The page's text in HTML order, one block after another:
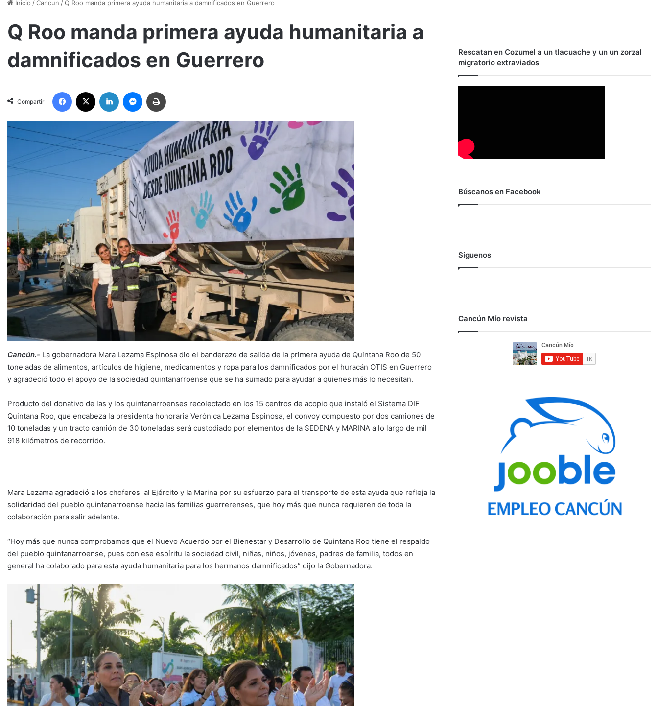
Inicio /Cancun /Q Roo manda primera ayuda humanitaria a damnificados en Guerrero
Q Roo manda primera ayuda humanitaria a
damnificados en Guerrero
Compartir
Facebook LinkedIn Messenger
Cancún.- La gobernadora Mara Lezama Espinosa dio el banderazo de salida de la primera ayuda de Quintana Roo de 50
toneladas de alimentos, artículos de higiene, medicamentos y ropa para los damnificados por el huracán OTIS en Guerrero
y agradeció todo el apoyo de la sociedad quintanarroense que se ha sumado para ayudar a quienes más lo necesitan.
Producto del donativo de las y los quintanarroenses recolectado en los 15 centros de acopio que instaló el Sistema DIF
Quintana Roo, que encabeza la presidenta honoraria Verónica Lezama Espinosa, el convoy compuesto por dos camiones de
10 toneladas y un tracto camión de 30 toneladas será custodiado por elementos de la SEDENA y MARINA a lo largo de mil
918 kilómetros de recorrido.
Mara Lezama agradeció a los choferes, al Ejército y la Marina por su esfuerzo para el transporte de esta ayuda que refleja la
solidaridad del pueblo quintanarroense hacia las familias guerrerenses, que hoy más que nunca requieren de toda la
colaboración para salir adelante.
“Hoy más que nunca comprobamos que el Nuevo Acuerdo por el Bienestar y Desarrollo de Quintana Roo tiene el respaldo
del pueblo quintanarroense, pues con ese espíritu la sociedad civil, niñas, niños, jóvenes, padres de familia, todos en
general ha colaborado para esta ayuda humanitaria para los hermanos damnificados” dijo la Gobernadora.
Rescatan en Cozumel a un tlacuache y un un zorzal
migratorio extraviados
Búscanos en Facebook
Síguenos
Cancún Mío revista